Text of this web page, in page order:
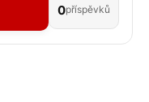
0příspěvků